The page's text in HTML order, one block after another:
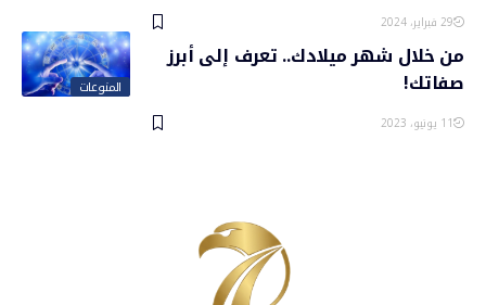
29 فبراير، 2024
المنوعات
من خلال شهر ميلادك.. تعرف إلى أبرز
صفاتك!
11 يونيو، 2023